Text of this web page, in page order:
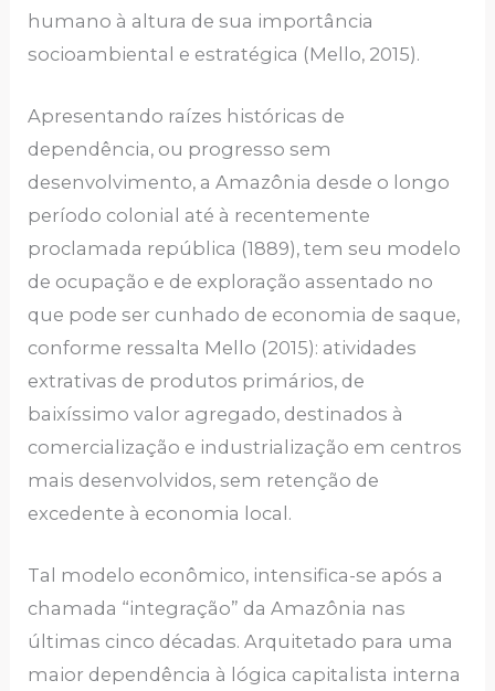
humano à altura de sua importância
socioambiental e estratégica (Mello, 2015).
Apresentando raízes históricas de
dependência, ou progresso sem
desenvolvimento, a Amazônia desde o longo
período colonial até à recentemente
proclamada república (1889), tem seu modelo
de ocupação e de exploração assentado no
que pode ser cunhado de economia de saque,
conforme ressalta Mello (2015): atividades
extrativas de produtos primários, de
baixíssimo valor agregado, destinados à
comercialização e industrialização em centros
mais desenvolvidos, sem retenção de
excedente à economia local.
Tal modelo econômico, intensifica-se após a
chamada “integração” da Amazônia nas
últimas cinco décadas. Arquitetado para uma
maior dependência à lógica capitalista interna